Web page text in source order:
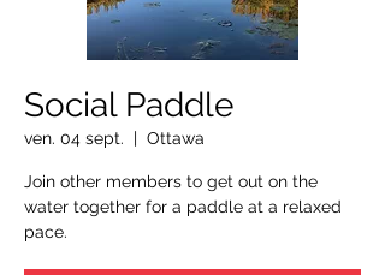
Social Paddle
ven. 04 sept.
  |
Ottawa
Join other members to get out on the
water together for a paddle at a relaxed
pace.